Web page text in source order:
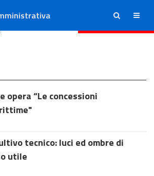
ricerca menu
opera “Le concessioni
tecnico: luci ed ombre di
utile